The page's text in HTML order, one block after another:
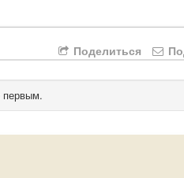
Поделиться
первым.